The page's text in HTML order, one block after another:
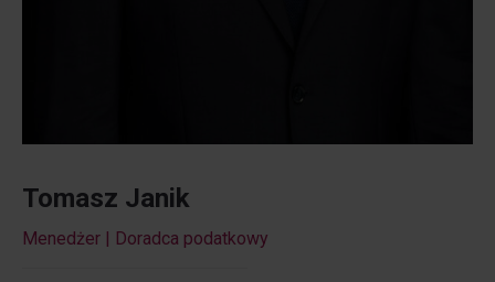
Tomasz Janik
Menedżer | Doradca podatkowy